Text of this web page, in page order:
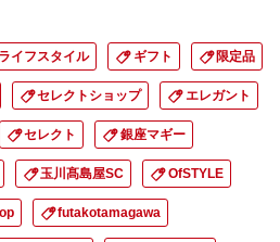
ライフスタイル ギフト 限定品
セレクトショップ エレガント
セレクト 銀座マギー
玉川髙島屋SC OfSTYLE
futakotamagawa